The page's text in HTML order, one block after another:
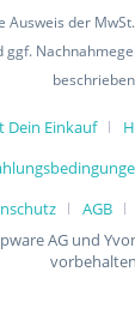
Ausweis der
ggf.
beschrieben
Dein Einkauf
AGB
AG und
vorbehalten